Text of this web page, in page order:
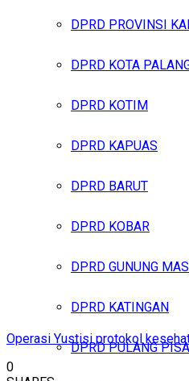
DPRD PROVINSI
DPRD KOTA
DPRD KOTIM
DPRD KAPUAS
DPRD BARUT
DPRD KOBAR
DPRD GUNUNG MAS
DPRD KATINGAN
DPRD PULANG
Operasi Yustisi protokol
0